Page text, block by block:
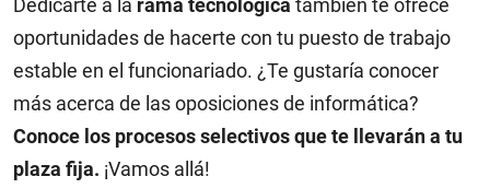
Dedicarte a la rama tecnológica también te ofrece
oportunidades de hacerte con tu puesto de trabajo
estable en el funcionariado. ¿Te gustaría conocer
más acerca de las oposiciones de informática?
Conoce los procesos selectivos que te llevarán a tu
plaza fija. ¡Vamos allá!